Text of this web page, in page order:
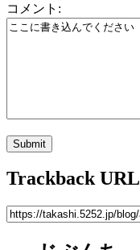
コメント:
Trackback URL